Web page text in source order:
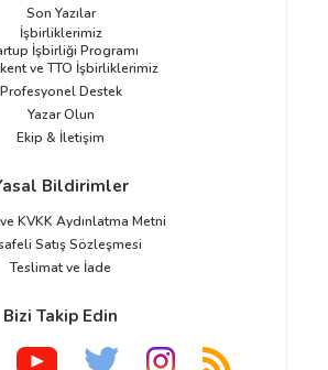
Son Yazılar
İşbirliklerimiz
İşbirliği Programı
ve TTO İşbirliklerimiz
Profesyonel Destek
Yazar Olun
Ekip & İletişim
Bildirimler
KVKK Aydınlatma Metni
Satış Sözleşmesi
Teslimat ve İade
Bizi Takip Edin